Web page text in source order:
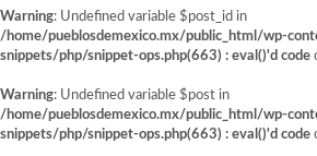
Warning: Undefined variable $post_id in
/home/pueblosdemexico.mx/public_html/wp-
snippets/php/snippet-ops.php(663) : eval()'d code
Warning: Undefined variable $post in
/home/pueblosdemexico.mx/public_html/wp-
snippets/php/snippet-ops.php(663) : eval()'d code